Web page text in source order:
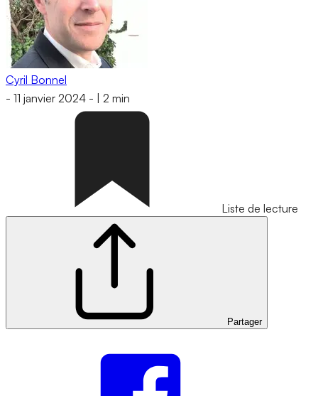
Cyril Bonnel
- 11 janvier 2024 - 2 min
Liste de lecture
Partager